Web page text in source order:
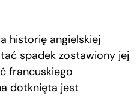
historię angielskiej
spadek zostawiony jej
francuskiego
dotknięta jest